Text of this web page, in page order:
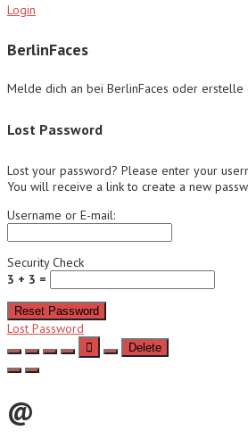
Login
BerlinFaces
Melde dich an bei BerlinFaces oder erstelle
Lost Password
Lost your password? Please enter your
You will receive a link to create a new
Username or E-mail:
Security Check
3 + 3 =
Reset Password
Lost Password
Delete
@